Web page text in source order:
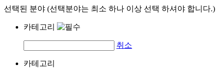
선택된 분야 (선택분야는 최소 하나 이상 선택 하셔야 합니다.)
카테고리
취소
카테고리